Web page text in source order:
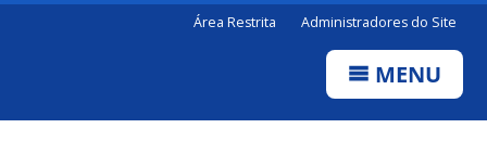
Área Restrita Administradores do Site
MENU